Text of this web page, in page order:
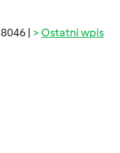
8046 | Ostatni wpis